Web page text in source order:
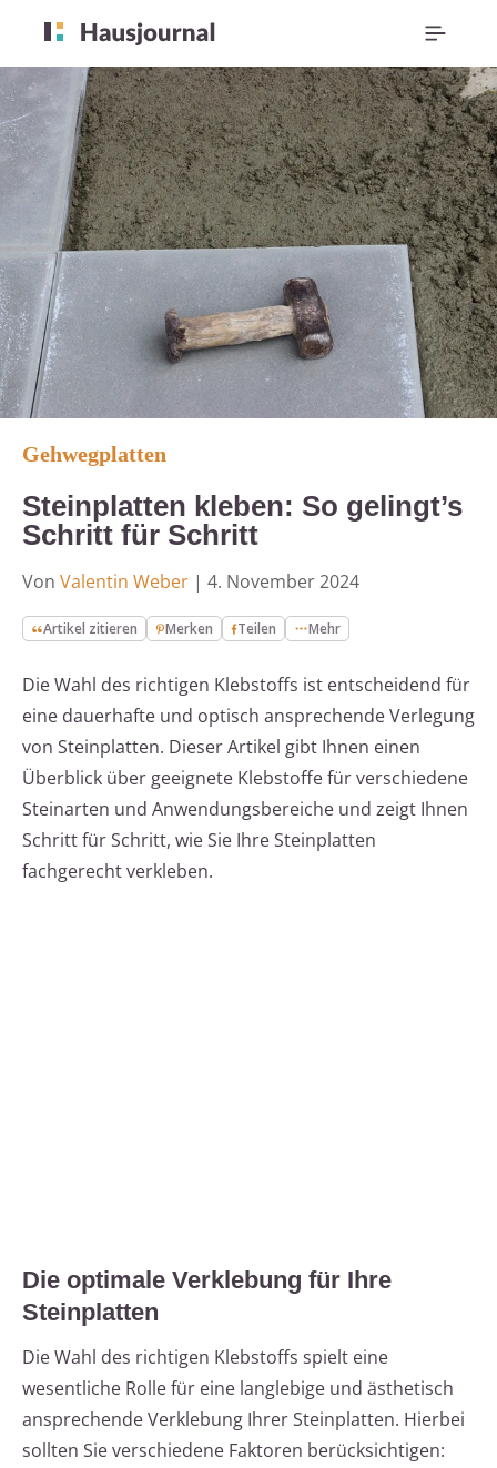
Gehwegplatten
Steinplatten kleben: So gelingt’s
Schritt für Schritt
Von Valentin Weber | 4. November 2024
Artikel zitieren Merken Teilen Mehr
Die Wahl des richtigen Klebstoffs ist entscheidend für
eine dauerhafte und optisch ansprechende Verlegung
von Steinplatten. Dieser Artikel gibt Ihnen einen
Überblick über geeignete Klebstoffe für verschiedene
Steinarten und Anwendungsbereiche und zeigt Ihnen
Schritt für Schritt, wie Sie Ihre Steinplatten
fachgerecht verkleben.
Die optimale Verklebung für Ihre
Steinplatten
Die Wahl des richtigen Klebstoffs spielt eine
wesentliche Rolle für eine langlebige und ästhetisch
ansprechende Verklebung Ihrer Steinplatten. Hierbei
sollten Sie verschiedene Faktoren berücksichtigen: